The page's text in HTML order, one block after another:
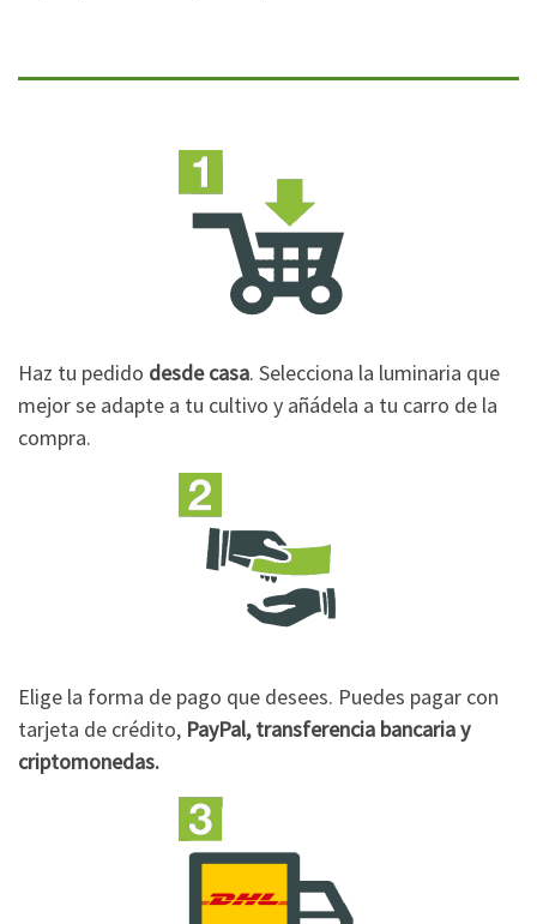
Haz tu pedido desde casa. Selecciona la luminaria que
mejor se adapte a tu cultivo y añádela a tu carro de la
compra.
Elige la forma de pago que desees. Puedes pagar con
tarjeta de crédito, PayPal, transferencia bancaria y
criptomonedas.